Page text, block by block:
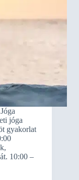
jóga
gyakorlat
10:00 –